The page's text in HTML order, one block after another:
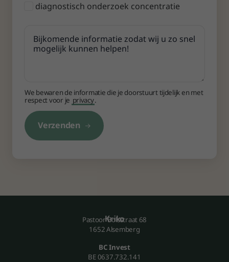
diagnostisch onderzoek concentratie
We bewaren de informatie die je doorstuurt tijdelijk en met
respect voor je privacy.
Verzenden
Kriko
Pastoor Bolsstraat 68
1652 Alsemberg
BC Invest
BE 0637.732.141